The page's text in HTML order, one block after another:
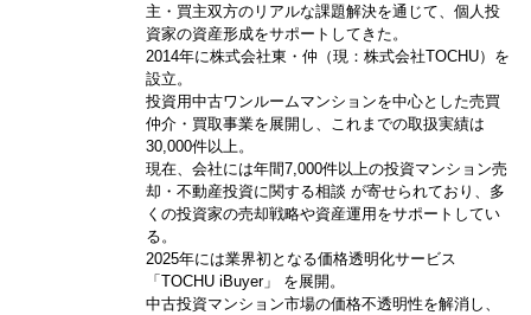
主・買主双方のリアルな課題解決を通じて、個人投
資家の資産形成をサポートしてきた。
2014年に株式会社東・仲（現：株式会社TOCHU）を
設立。
投資用中古ワンルームマンションを中心とした売買
仲介・買取事業を展開し、これまでの取扱実績は
30,000件以上。
現在、会社には年間7,000件以上の投資マンション売
却・不動産投資に関する相談 が寄せられており、多
くの投資家の売却戦略や資産運用をサポートしてい
る。
2025年には業界初となる価格透明化サービス
「TOCHU iBuyer」 を展開。
中古投資マンション市場の価格不透明性を解消し、